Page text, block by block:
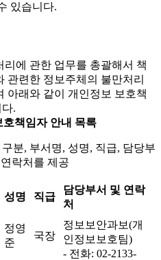
있습니다.
에 관한 업무를 총괄해서 책
관련한 정보주체의 불만처리
아래와 같이 개인정보 보호책
.
호책임자 안내 목록
분, 부서명, 성명, 직급, 담당부
락처를 제공
성명 직급
담당부서 및 연락
처
정영
준
국장
정보보안과보(개
인정보보호팀)
- 전화: 02-2133-